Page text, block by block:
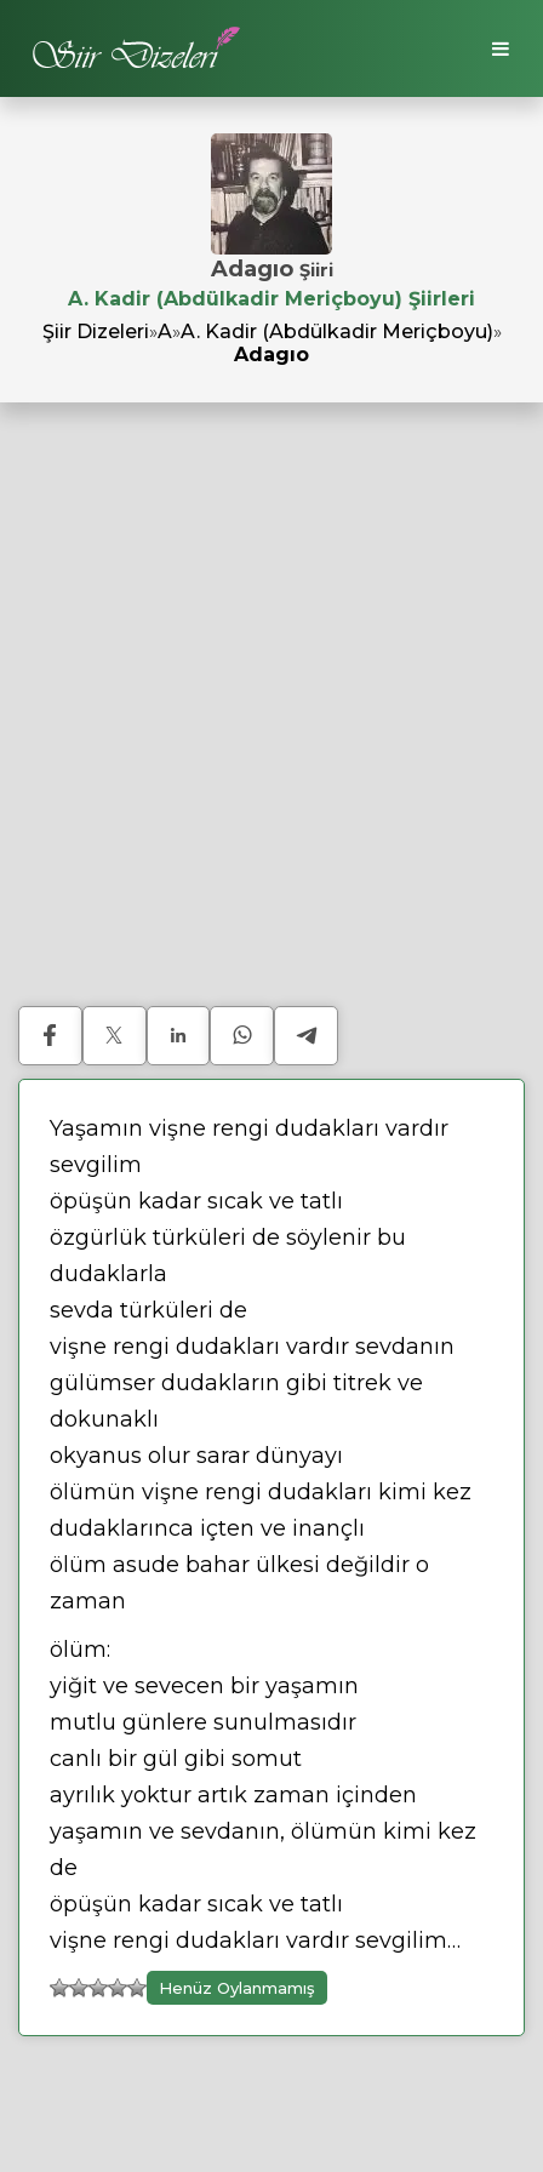
Adagıo Şiiri
A. Kadir (Abdülkadir Meriçboyu) Şiirleri
Şiir Dizeleri»A»A. Kadir (Abdülkadir Meriçboyu)»
Adagıo
Yaşamın vişne rengi dudakları vardır
sevgilim
öpüşün kadar sıcak ve tatlı
özgürlük türküleri de söylenir bu
dudaklarla
sevda türküleri de
vişne rengi dudakları vardır sevdanın
gülümser dudakların gibi titrek ve
dokunaklı
okyanus olur sarar dünyayı
ölümün vişne rengi dudakları kimi kez
dudaklarınca içten ve inançlı
ölüm asude bahar ülkesi değildir o
zaman
ölüm:
yiğit ve sevecen bir yaşamın
mutlu günlere sunulmasıdır
canlı bir gül gibi somut
ayrılık yoktur artık zaman içinden
yaşamın ve sevdanın, ölümün kimi kez
de
öpüşün kadar sıcak ve tatlı
vişne rengi dudakları vardır sevgilim…
Henüz Oylanmamış